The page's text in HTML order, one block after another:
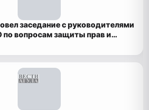
заседание с руководителями
вопросам защиты прав и
дольщиков